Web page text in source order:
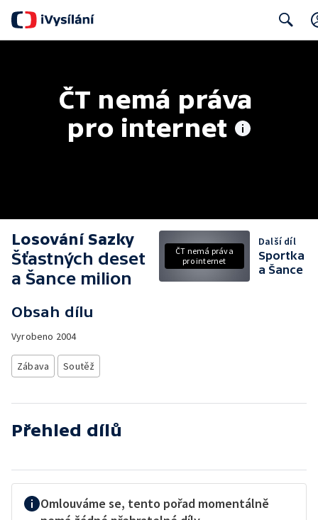
ČT nemá práva
pro internet
Losování Sazky
Šťastných deset
a Šance milion
Obsah dílu
Vyrobeno 2004
Zábava Soutěž
ČT nemá práva
pro internet
Další díl
Sportka
a Šance
Přehled dílů
Omlouváme se, tento pořad momentálně